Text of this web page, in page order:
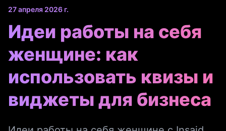
27 апреля 2026 г.
Идеи работы на себя
женщине: как
использовать квизы и
виджеты для бизнеса